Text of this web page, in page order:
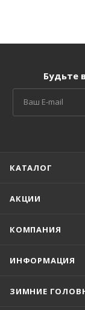
Будьте
КАТАЛОГ
АКЦИИ
КОМПАНИЯ
ИНФОРМАЦИЯ
ЗИМНИЕ